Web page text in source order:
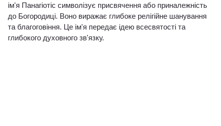
ім'я Панагіотіс символізує присвячення або приналежність
до Богородиці. Воно виражає глибоке релігійне шанування
та благоговіння. Це ім'я передає ідею всесвятості та
глибокого духовного зв'язку.